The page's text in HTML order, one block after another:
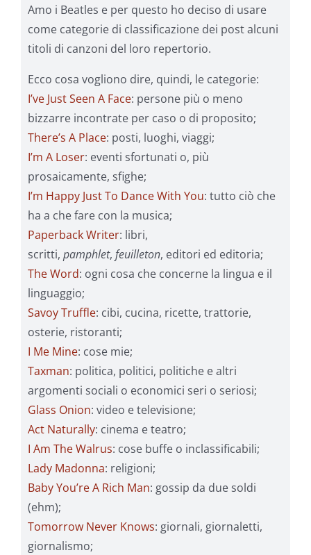
Amo i Beatles e per questo ho deciso di usare
come categorie di classificazione dei post alcuni
titoli di canzoni del loro repertorio.
Ecco cosa vogliono dire, quindi, le categorie:
I’ve Just Seen A Face: persone più o meno
bizzarre incontrate per caso o di proposito;
There’s A Place: posti, luoghi, viaggi;
I’m A Loser: eventi sfortunati o, più
prosaicamente, sfighe;
I’m Happy Just To Dance With You: tutto ciò che
ha a che fare con la musica;
Paperback Writer: libri,
scritti, pamphlet, feuilleton, editori ed editoria;
The Word: ogni cosa che concerne la lingua e il
linguaggio;
Savoy Truffle: cibi, cucina, ricette, trattorie,
osterie, ristoranti;
I Me Mine: cose mie;
Taxman: politica, politici, politiche e altri
argomenti sociali o economici seri o seriosi;
Glass Onion: video e televisione;
Act Naturally: cinema e teatro;
I Am The Walrus: cose buffe o inclassificabili;
Lady Madonna: religioni;
Baby You’re A Rich Man: gossip da due soldi
(ehm);
Tomorrow Never Knows: giornali, giornaletti,
giornalismo;